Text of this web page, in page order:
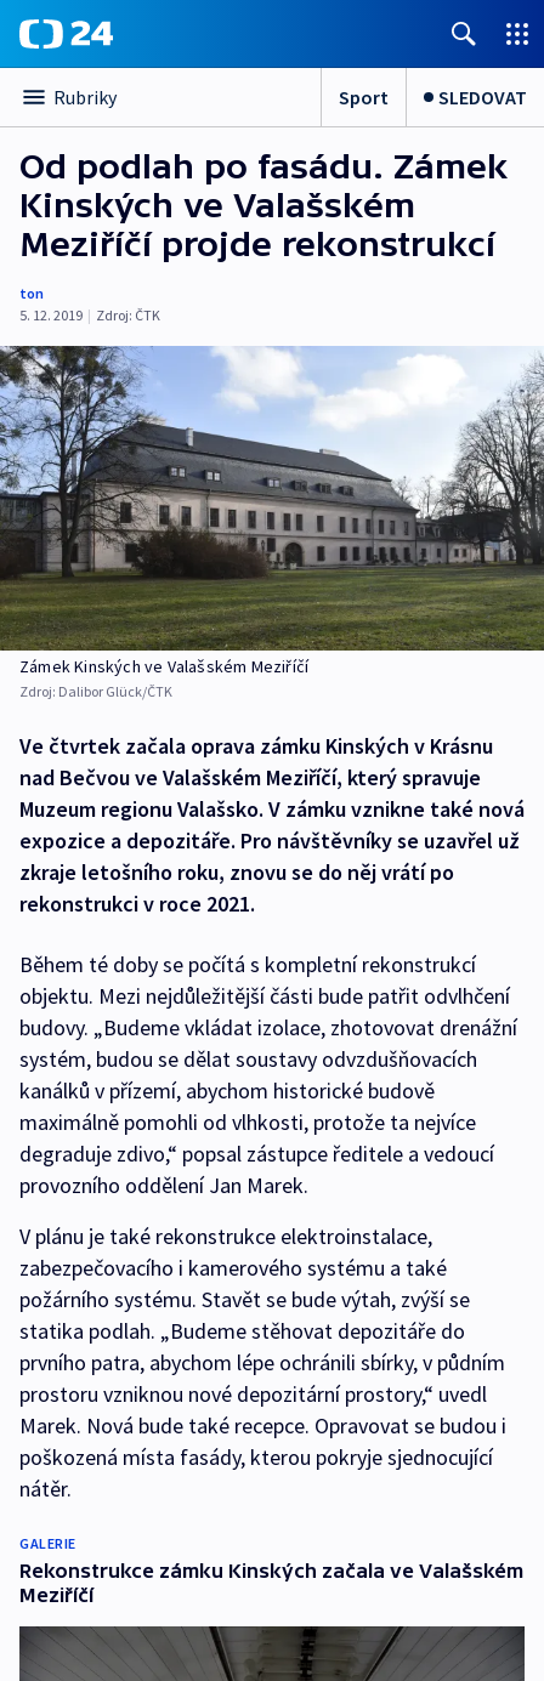
Rubriky Sport SLEDOVAT
Od podlah po fasádu. Zámek
Kinských ve Valašském
Meziříčí projde rekonstrukcí
ton
5. 12. 2019 | Zdroj: ČTK
Zámek Kinských ve Valašském Meziříčí
Zdroj: Dalibor Glück/ČTK
Ve čtvrtek začala oprava zámku Kinských v Krásnu
nad Bečvou ve Valašském Meziříčí, který spravuje
Muzeum regionu Valašsko. V zámku vznikne také nová
expozice a depozitáře. Pro návštěvníky se uzavřel už
zkraje letošního roku, znovu se do něj vrátí po
rekonstrukci v roce 2021.
Během té doby se počítá s kompletní rekonstrukcí
objektu. Mezi nejdůležitější části bude patřit odvlhčení
budovy. „Budeme vkládat izolace, zhotovovat drenážní
systém, budou se dělat soustavy odvzdušňovacích
kanálků v přízemí, abychom historické budově
maximálně pomohli od vlhkosti, protože ta nejvíce
degraduje zdivo,“ popsal zástupce ředitele a vedoucí
provozního oddělení Jan Marek.
V plánu je také rekonstrukce elektroinstalace,
zabezpečovacího i kamerového systému a také
požárního systému. Stavět se bude výtah, zvýší se
statika podlah. „Budeme stěhovat depozitáře do
prvního patra, abychom lépe ochránili sbírky, v půdním
prostoru vzniknou nové depozitární prostory,“ uvedl
Marek. Nová bude také recepce. Opravovat se budou i
poškozená místa fasády, kterou pokryje sjednocující
nátěr.
GALERIE
Rekonstrukce zámku Kinských začala ve Valašském
Meziříčí